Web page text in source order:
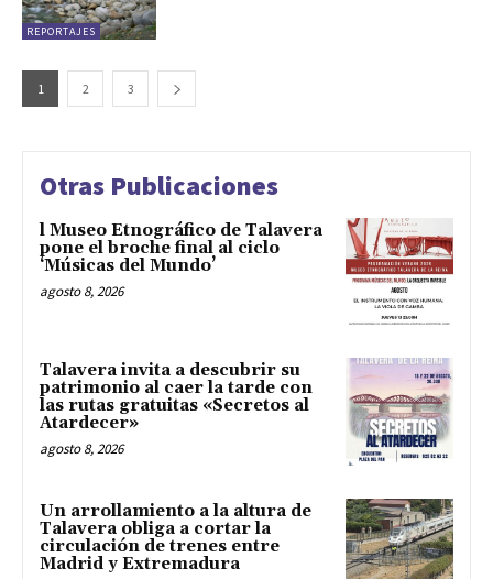
REPORTAJES
1 2 3
Otras Publicaciones
l Museo Etnográfico de Talavera
pone el broche final al ciclo
‘Músicas del Mundo’
agosto 8, 2026
Talavera invita a descubrir su
patrimonio al caer la tarde con
las rutas gratuitas «Secretos al
Atardecer»
agosto 8, 2026
Un arrollamiento a la altura de
Talavera obliga a cortar la
circulación de trenes entre
Madrid y Extremadura